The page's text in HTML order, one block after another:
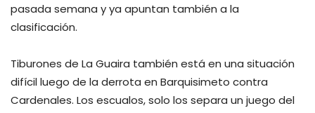
pasada semana y ya apuntan también a la
clasificación.
Tiburones de La Guaira también está en una situación
difícil luego de la derrota en Barquisimeto contra
Cardenales. Los escualos, solo los separa un juego del